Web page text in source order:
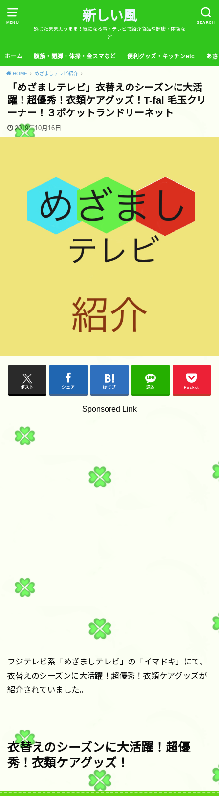
MENU SEARCH
新しい風
感じたまま思うまま！気になる事・テレビで紹介商品や健康・体操な
ど
ホーム 腹筋・開脚・体操・金スマなど 便利グッズ・キッチンetc あ
HOME めざましテレビ紹介
「めざましテレビ」衣替えのシーズンに大活
躍！超優秀！衣類ケアグッズ！T-fal 毛玉クリ
ーナー！３ポケットランドリーネット
2019年10月16日
ポスト シェア はてブ 送る Pocket
Sponsored Link
フジテレビ系「めざましテレビ」の「イマドキ」にて、
衣替えのシーズンに大活躍！超優秀！衣類ケアグッズが
紹介されていました。
衣替えのシーズンに大活躍！超優
秀！衣類ケアグッズ！